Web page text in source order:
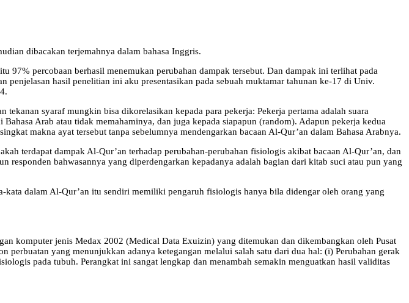
dibacakan terjemahnya dalam bahasa Inggris.
percobaan berhasil menemukan perubahan dampak tersebut. Dan dampak ini terlihat pada
hasil penelitian ini aku presentasikan pada sebuah muktamar tahunan ke-17 di Univ.
syaraf mungkin bisa dikorelasikan kepada para pekerja: Pekerja pertama adalah suara
Arab atau tidak memahaminya, dan juga kepada siapapun (random). Adapun pekerja kedua
makna ayat tersebut tanpa sebelumnya mendengarkan bacaan Al-Qur’an dalam Bahasa Arabnya.
terdapat dampak Al-Qur’an terhadap perubahan-perubahan fisiologis akibat bacaan Al-Qur’an, dan
responden bahwasannya yang diperdengarkan kepadanya adalah bagian dari kitab suci atau pun yang
dalam Al-Qur’an itu sendiri memiliki pengaruh fisiologis hanya bila didengar oleh orang yang
komputer jenis Medax 2002 (Medical Data Exuizin) yang ditemukan dan dikembangkan oleh Pusat
yang menunjukkan adanya ketegangan melalui salah satu dari dua hal: (i) Perubahan gerak
pada tubuh. Perangkat ini sangat lengkap dan menambah semakin menguatkan hasil validitas